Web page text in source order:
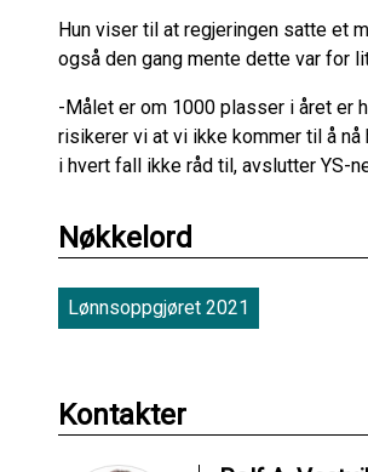
Hun viser til at regjeringen satte et
også den gang mente dette var for
-Målet er om 1000 plasser i året er
risikerer vi at vi ikke kommer til å
i hvert fall ikke råd til, avslutter YS-
Nøkkelord
Lønnsoppgjøret 2021
Kontakter